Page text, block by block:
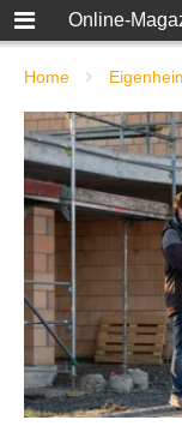
Online-
Home